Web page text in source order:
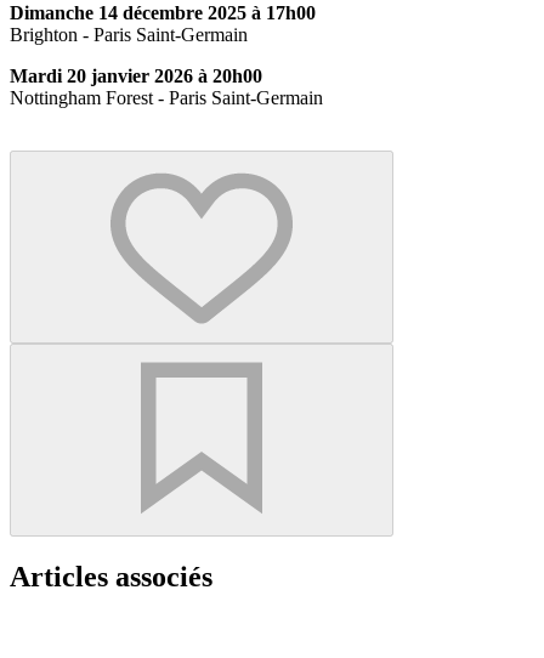
Dimanche 14 décembre 2025 à 17h00
Brighton - Paris Saint-Germain
Mardi 20 janvier 2026 à 20h00
Nottingham Forest - Paris Saint-Germain
Articles associés